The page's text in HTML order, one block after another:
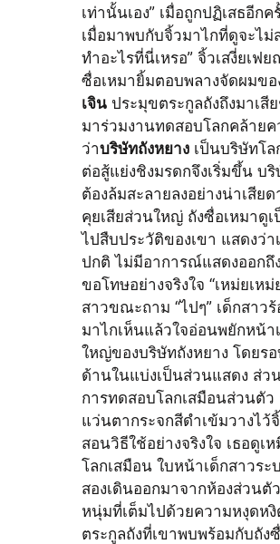
เท่านั้นเอง” เมื่อถูกปฏิเสธอีก
เมื่อมาพบกับจิ้วมาไกที่ดูจะไม่
ทำอะไรที่นี่เหรอ” จิ้วเสงี่ยเฟ
ซื่อเหมายิ้มตอบพลางจัดผมขอ
เจิน ประมุขตระกูลถังถึงมาเสี
มาร่วมงานทดสอบโลกคล้ายค
ว่าบริษัทถังหยาง เป็นบริษัทโล
ต่อสู้แย่งชิงมรดกจึงเริ่มขึ้น บ
ต้องล้มสะลายลงอย่างน่าเสีย
คุยเสียส่วนใหญ่ ถังซื่อเหมาดู
ไปสืบประวัติของเขา แสดงว่
ปกติ ไม่มีอาการณ์แสดงออกถึ
ขอโทษอย่างจริงใจ “เหม่ยเห
สาวขณะถาม “ไปๆ” เด็กสาว
มาไกเห็นแล้วใจอ่อนพยักหน้
ใหญ่ของบริษัทถังหยาง โดยร
ด้านในแบ่งเป็นส่วนแสดง ส่ว
การทดสอบโลกเสมือนส่วนตัว
แว่นตากระจกสีดำเข้มวางไว้
สอนวิธีใช้อย่างจริงใจ เธอดู
โลกเสมือน ใบหน้าเด็กสาวร
สองเดินออกมาจากห้องส่วนตั
หนุ่มที่เต็มไปด้วยความหงุดห
ตระกูลถังที่เขาพบพร้อมกับถั